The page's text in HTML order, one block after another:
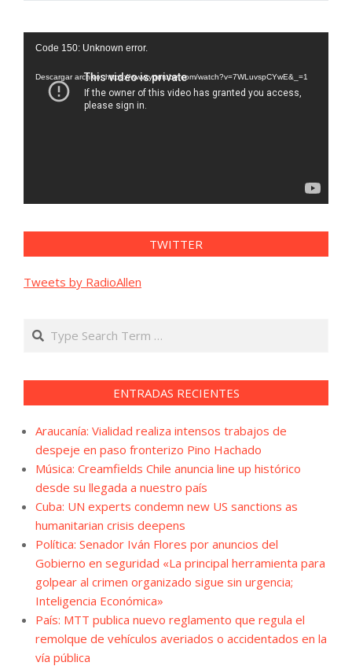
Reproductor
vídeo
Code 150: Unknown error.
Descargar archivo: https://www.youtube.com/watch?v=7WLuvspCYwE&_=1
TWITTER
Tweets by RadioAllen
Search
ENTRADAS RECIENTES
Araucanía: Vialidad realiza intensos trabajos de
despeje en paso fronterizo Pino Hachado
Música: Creamfields Chile anuncia line up histórico
desde su llegada a nuestro país
Cuba: UN experts condemn new US sanctions as
humanitarian crisis deepens
Política: Senador Iván Flores por anuncios del
Gobierno en seguridad «La principal herramienta para
golpear al crimen organizado sigue sin urgencia;
Inteligencia Económica»
País: MTT publica nuevo reglamento que regula el
remolque de vehículos averiados o accidentados en la
vía pública